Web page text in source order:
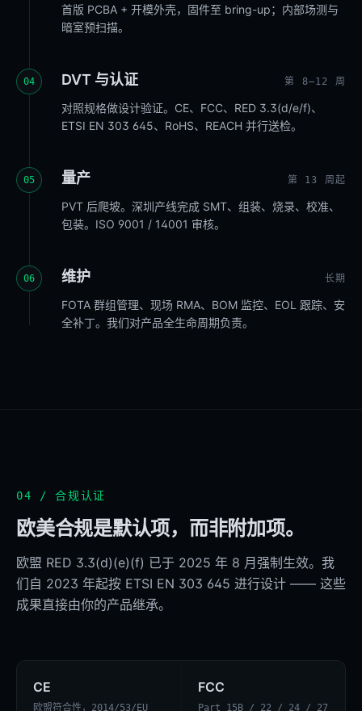
首版 PCBA + 开模外壳，固件至 bring-up；内部场测与
暗室预扫描。
04 DVT 与认证 第 8–12 周
对照规格做设计验证。CE、FCC、RED 3.3(d/e/f)、
ETSI EN 303 645、RoHS、REACH 并行送检。
05 量产 第 13 周起
PVT 后爬坡。深圳产线完成 SMT、组装、烧录、校准、
包装。ISO 9001 / 14001 审核。
06 维护 长期
FOTA 群组管理、现场 RMA、BOM 监控、EOL 跟踪、安
全补丁。我们对产品全生命周期负责。
04 / 合规认证
欧美合规是默认项，而非附加项。
欧盟 RED 3.3(d)(e)(f) 已于 2025 年 8 月强制生效。我
们自 2023 年起按 ETSI EN 303 645 进行设计 —— 这些
成果直接由你的产品继承。
CE
欧盟符合性，2014/53/EU
FCC
Part 15B / 22 / 24 / 27